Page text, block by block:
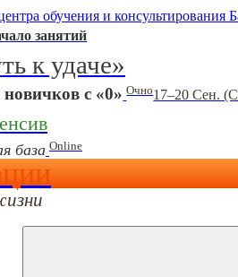
обучения и
занятий
к удаче»
с «0» Очно17–20 Сен.
база Online